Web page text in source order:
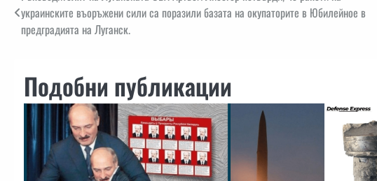
украинските въоръжени сили са поразили базата на окупаторите в Юбилейное в
предградията на Луганск.
Подобни публикации